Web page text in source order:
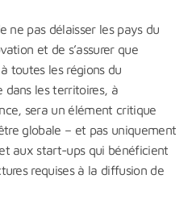
ne pas délaisser les pays du
et de s’assurer que
toutes les régions du
dans les territoires, à
sera un élément critique
globale – et pas uniquement
aux start-ups qui bénéficient
requises à la diffusion de